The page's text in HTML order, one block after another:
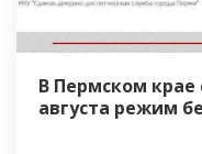
В Пермском
августа режим